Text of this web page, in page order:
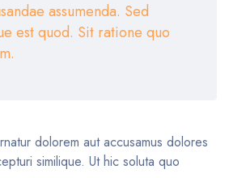
assumenda. Sed
est quod. Sit ratione quo
dolorem aut accusamus dolores
similique. Ut hic soluta quo